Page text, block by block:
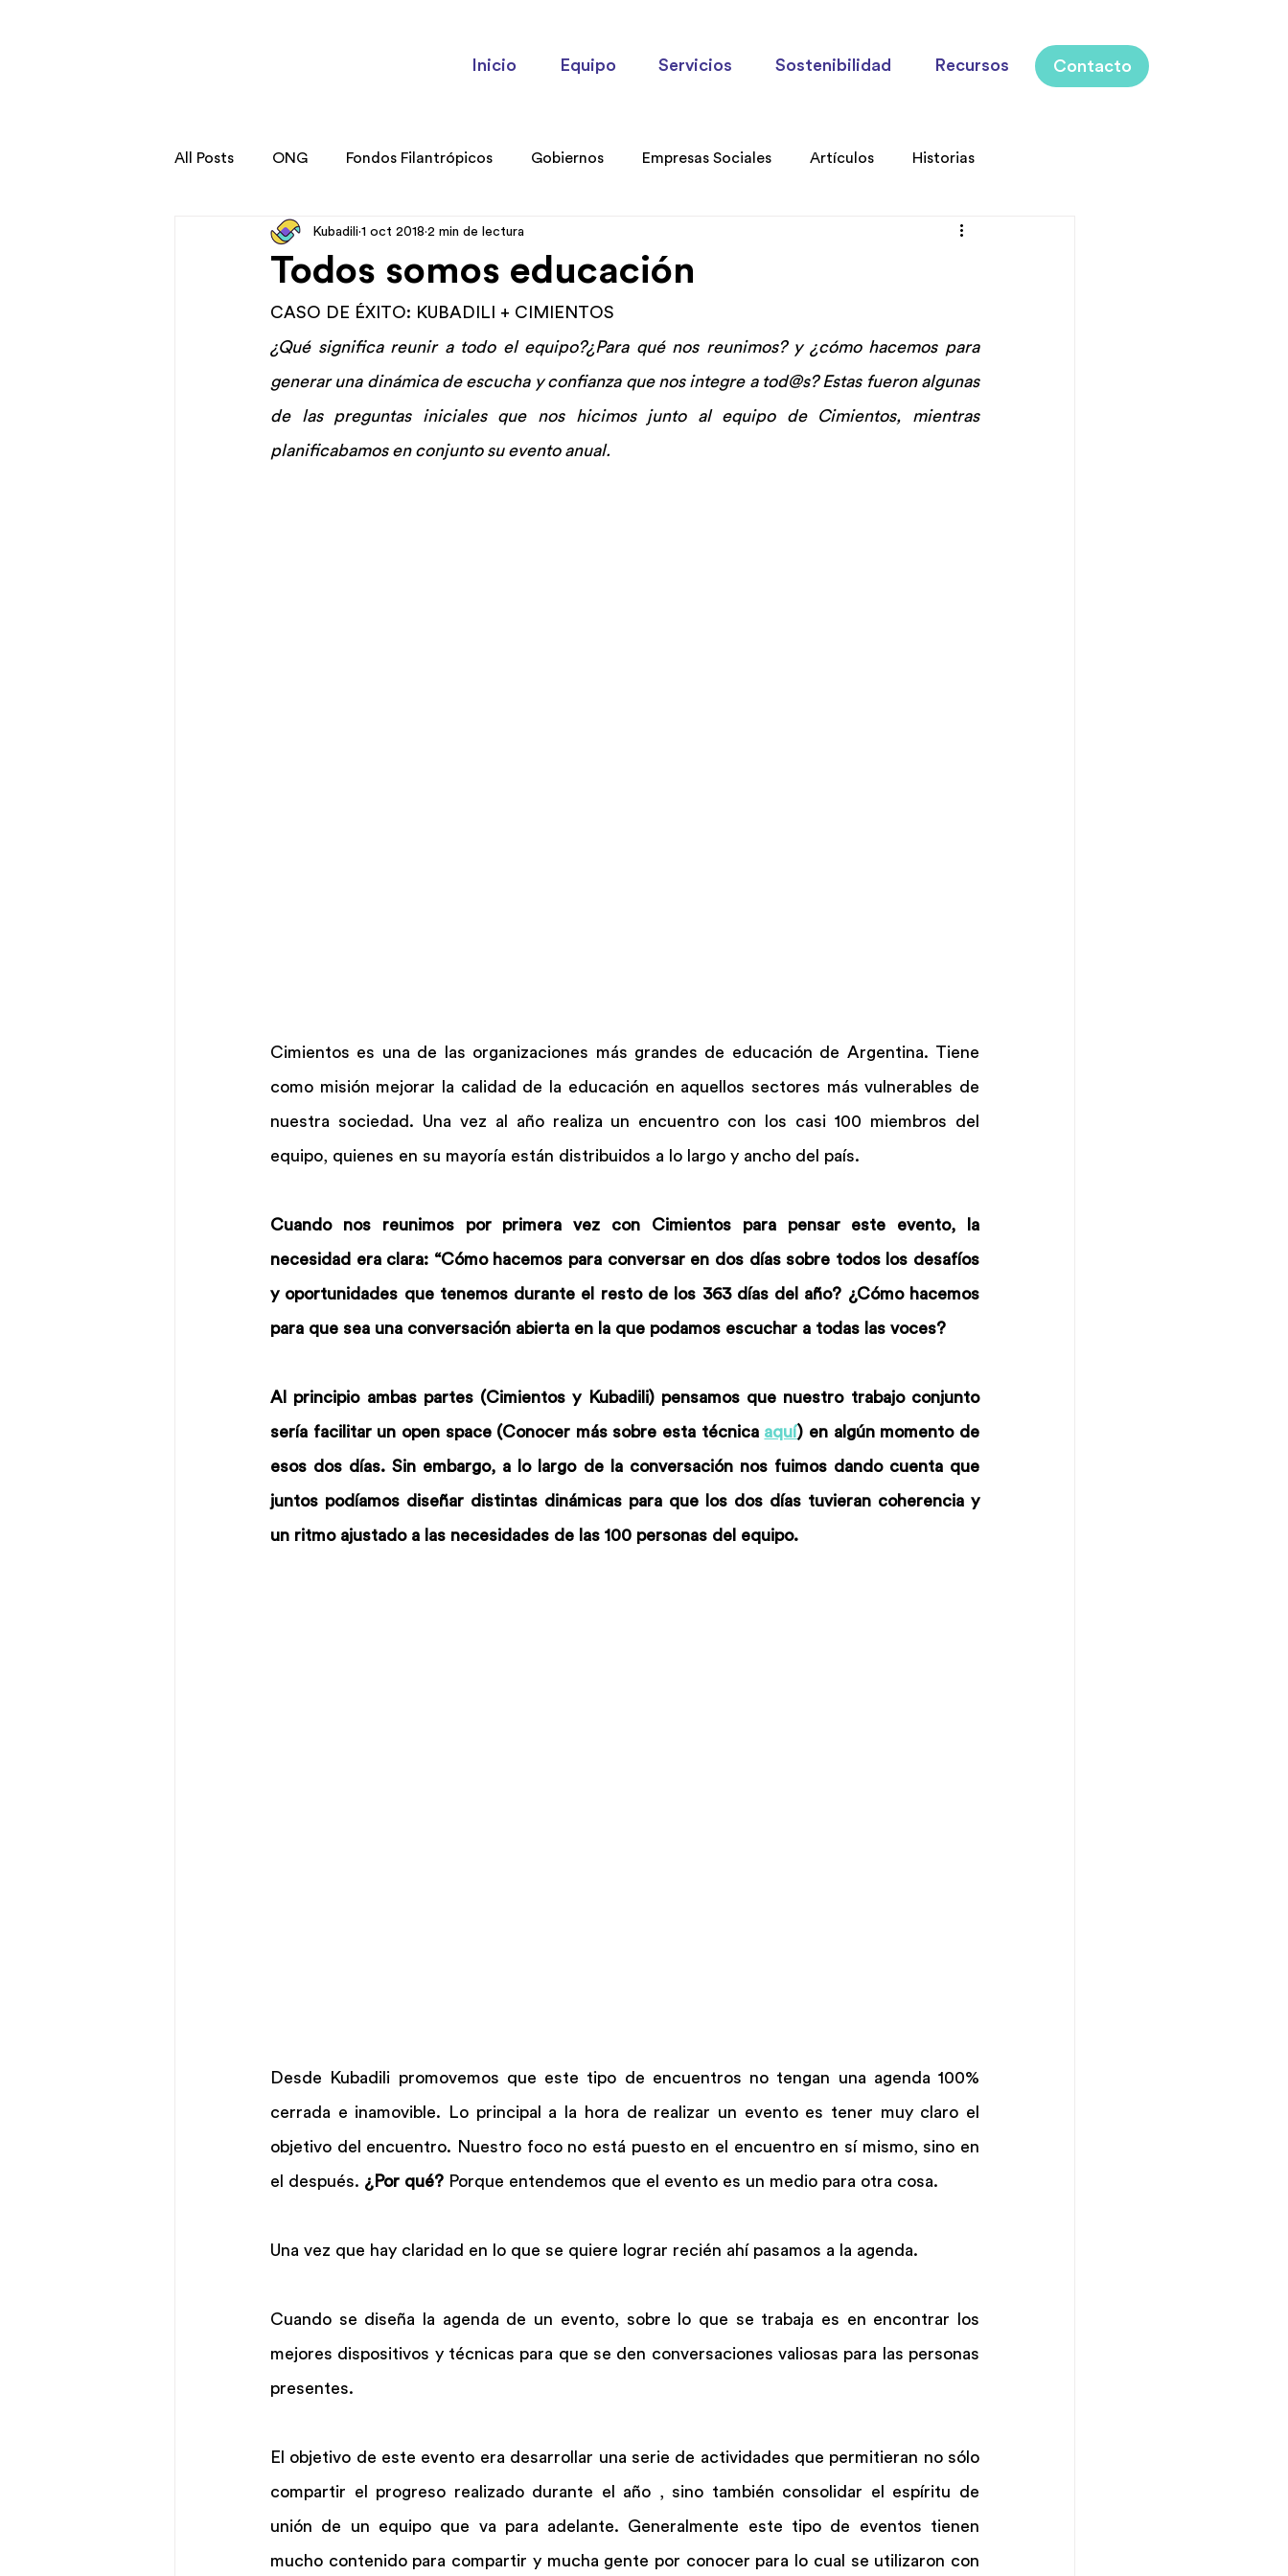
Inicio Equipo Servicios Sostenibilidad Recursos Contacto
All Posts ONG Fondos Filantrópicos Gobiernos Empresas Sociales Artículos Historias
Transformation Stories
Todos somos educación
Kubadili 1 oct 2018 2 min de lectura
CASO DE ÉXITO: KUBADILI + CIMIENTOS
¿Qué significa reunir a todo el equipo?¿Para qué nos reunimos? y ¿cómo hacemos para
generar una dinámica de escucha y confianza que nos integre a tod@s? Estas fueron algunas
de las preguntas iniciales que nos hicimos junto al equipo de Cimientos, mientras
planificabamos en conjunto su evento anual.
Cimientos es una de las organizaciones más grandes de educación de Argentina. Tiene
como misión mejorar la calidad de la educación en aquellos sectores más vulnerables de
nuestra sociedad. Una vez al año realiza un encuentro con los casi 100 miembros del
equipo, quienes en su mayoría están distribuidos a lo largo y ancho del país.
Cuando nos reunimos por primera vez con Cimientos para pensar este evento, la
necesidad era clara: “Cómo hacemos para conversar en dos días sobre todos los desafíos
y oportunidades que tenemos durante el resto de los 363 días del año? ¿Cómo hacemos
para que sea una conversación abierta en la que podamos escuchar a todas las voces?
Al principio ambas partes (Cimientos y Kubadili) pensamos que nuestro trabajo conjunto
sería facilitar un open space (Conocer más sobre esta técnica aquí) en algún momento de
esos dos días. Sin embargo, a lo largo de la conversación nos fuimos dando cuenta que
juntos podíamos diseñar distintas dinámicas para que los dos días tuvieran coherencia y
un ritmo ajustado a las necesidades de las 100 personas del equipo.
Desde Kubadili promovemos que este tipo de encuentros no tengan una agenda 100%
cerrada e inamovible. Lo principal a la hora de realizar un evento es tener muy claro el
objetivo del encuentro. Nuestro foco no está puesto en el encuentro en sí mismo, sino en
el después. ¿Por qué? Porque entendemos que el evento es un medio para otra cosa.
Una vez que hay claridad en lo que se quiere lograr recién ahí pasamos a la agenda.
Cuando se diseña la agenda de un evento, sobre lo que se trabaja es en encontrar los
mejores dispositivos y técnicas para que se den conversaciones valiosas para las personas
presentes.
El objetivo de este evento era desarrollar una serie de actividades que permitieran no sólo
compartir el progreso realizado durante el año , sino también consolidar el espíritu de
unión de un equipo que va para adelante. Generalmente este tipo de eventos tienen
mucho contenido para compartir y mucha gente por conocer para lo cual se utilizaron con